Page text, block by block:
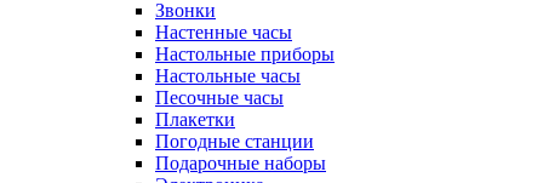
Звонки
Настенные часы
Настольные приборы
Настольные часы
Песочные часы
Плакетки
Погодные станции
Подарочные наборы